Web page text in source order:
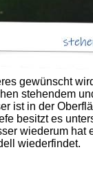
gewünscht
stehendem
ist in der
besitzt es
wiederum hat
wiederfindet.